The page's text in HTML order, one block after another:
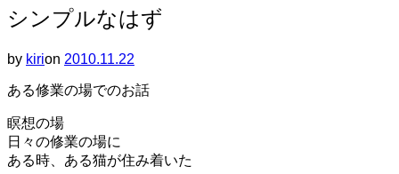
ド
ー
と
ナ
ビ
ゲ
ー
シ
ョ
シンプルなはず
by kirion 投
日:
2010.11.22
ある修業の場でのお話
瞑想の場
日々の修業の場に
ある時、ある猫が住み着いた